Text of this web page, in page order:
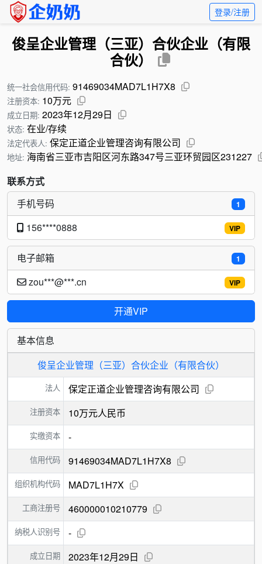
登录/注册
俊呈企业管理（三亚）合伙企业（有限
合伙）
统一社会信用代码: 91469034MAD7L1H7X8
注册资本: 10万元
成立日期: 2023年12月29日
状态: 在业/存续
法定代表人: 保定正道企业管理咨询有限公司
地址: 海南省三亚市吉阳区河东路347号三亚环贸园区231227
联系方式
1
手机号码
VIP
156****0888
1
电子邮箱
VIP
zou***@***.cn
开通VIP
基本信息
俊呈企业管理（三亚）合伙企业（有限合伙）
法人 保定正道企业管理咨询有限公司
注册资本 10万元人民币
实缴资本 -
信用代码 91469034MAD7L1H7X8
组织机构代码 MAD7L1H7X
工商注册号 460000010210779
纳税人识别号 -
成立日期 2023年12月29日